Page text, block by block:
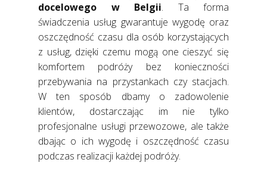
docelowego w Belgii. Ta forma
świadczenia usług gwarantuje wygodę oraz
oszczędność czasu dla osób korzystających
z usług, dzięki czemu mogą one cieszyć się
komfortem podróży bez konieczności
przebywania na przystankach czy stacjach.
W ten sposób dbamy o zadowolenie
klientów, dostarczając im nie tylko
profesjonalne usługi przewozowe, ale także
dbając o ich wygodę i oszczędność czasu
podczas realizacji każdej podróży.